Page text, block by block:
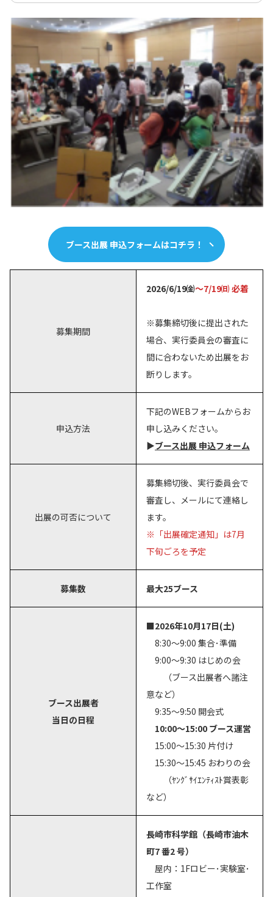
ブース出展 申込フォームはコチラ！
募集期間
2026/6/19㈮～7/19㈰ 必着
※募集締切後に提出された
場合、実行委員会の審査に
間に合わないため出展をお
断りします。
申込方法
下記のWEBフォームからお
申し込みください。
▶ブース出展 申込フォーム
出展の可否について
募集締切後、実行委員会で
審査し、メールにて連絡し
ます。
※「出展確定通知」は7月
下旬ごろを予定
募集数 最大25ブース
ブース出展者
当日の日程
■2026年10月17日(土)
8:30～9:00 集合･準備
9:00～9:30 はじめの会
（ブース出展者へ諸注
意など）
9:35～9:50 開会式
10:00～15:00 ブース運営
15:00～15:30 片付け
15:30～15:45 おわりの会
（ﾔﾝｸﾞｻｲｴﾝﾃｨｽﾄ賞表彰
など）
長崎市科学館（長崎市油木
町7 番2 号）
屋内：1Fロビー･実験室･
工作室